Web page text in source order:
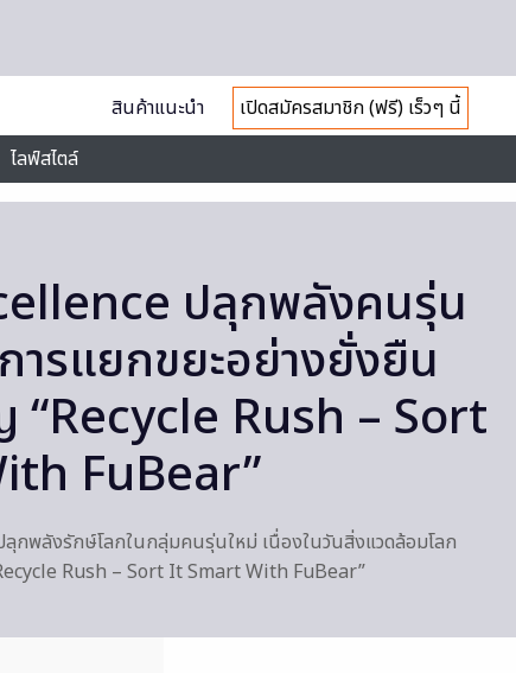
สินค้าแนะนำ
เปิดสมัครสมาชิก (ฟรี) เร็วๆ นี้
ไลฟ์สไตล์
ปลุกพลังคนรุ่น
ารแยกขยะอย่างยั่งยืน
“Recycle Rush – Sort
FuBear”
กพลังรักษ์โลกในกลุ่มคนรุ่นใหม่ เนื่องในวันสิ่งแวดล้อมโลก
Rush – Sort It Smart With FuBear”